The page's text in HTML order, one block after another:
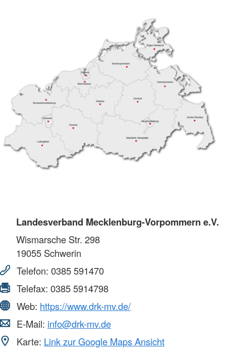
Landesverband Mecklenburg-Vorpommern e.V.
Wismarsche Str. 298
19055 Schwerin
Telefon: 0385 591470
Telefax: 0385 5914798
Web: https://www.drk-mv.de/
E-Mail: info@drk-mv.de
Karte: Link zur Google Maps Ansicht